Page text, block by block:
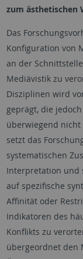
zum ästhetischen
Das
Konfiguration von
an der
Mediävistik zu
Disziplinen wird
geprägt, die
überwiegend nicht
setzt das
systematischen
Interpretation und
auf spezifische
Affinität oder
Indikatoren des
Konflikts zu
übergeordnet den